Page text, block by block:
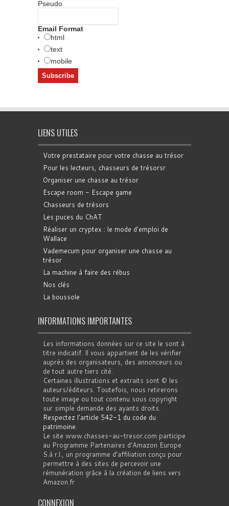
Pseudo
Email Format
html
text
mobile
LIENS UTILES
Votre prestataire pour votre chasse au trésor
Pour les lecteurs, chasseurs de trésorsr
Organiser une chasse au trésor
Escape room - Escape game
Chasseurs de trésors
Les puces du ChAT
Réaliser un cryptex : le mode d'emploi de
Wallace
Vademecum pour organiser une chasse au
trésor
La machine à faire des rébus
Nos clés
La boussole
INFORMATIONS IMPORTANTES
Les informations données sur ce site le sont à
titre indicatif. Il vous appartient de les vérifier
auprès des organisateurs, des annonceurs ou
de tout autre tiers cité.
Certaines illustrations et extraits sont © les
auteurs/éditeurs. Toutefois, nous retirerons
toute image ou tout contenu sous copyright
sur simple demande des ayants droits.
Respectez l'article 542-1 du code du
patrimoine
Le site www.chasses-au-tresor.com participe
au Programme Partenaires d’Amazon Europe
S.à r.l., un programme d’affiliation conçu pour
permettre à des sites de percevoir une
rémunération grâce à la création de liens vers
Amazon.fr
CONNEXION